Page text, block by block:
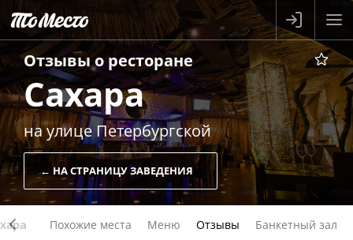
Отзывы оресторане
Сахара
на улице Петербургской
← НА СТРАНИЦУ ЗАВЕДЕНИЯ
Похожие места Меню Отзывы Банкетный зал